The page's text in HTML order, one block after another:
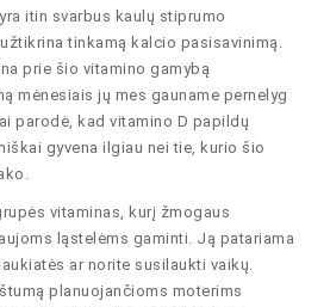
itin svarbus kaulų stiprumo
tinkamą kalcio pasisavinimą.
prie šio vitamino gamybą
mėnesiais jų mes gauname pernelyg
parodė, kad vitamino D papildų
gyvena ilgiau nei tie, kurio šio
vitaminas, kurį žmogaus
ląstelėms gaminti. Ją patariama
ar norite susilaukti vaikų.
planuojančioms moterims